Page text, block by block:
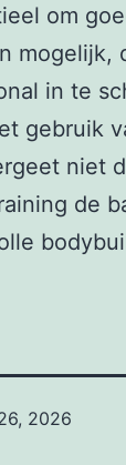
om
mogelijk,
in te
gebruik
niet
de
2026